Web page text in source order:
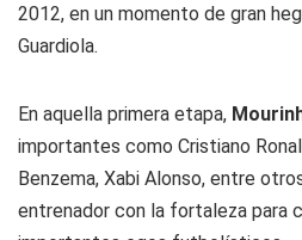
2012, en un momento de gran
Guardiola.
En aquella primera etapa,
importantes como Cristiano
Benzema, Xabi Alonso, entre
entrenador con la fortaleza para